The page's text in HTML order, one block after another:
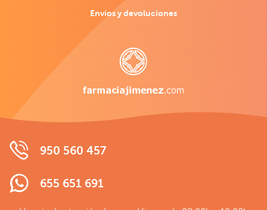
Envíos y devoluciones
950 560 457
655 651 691